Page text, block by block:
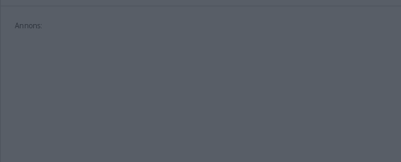
Annons: